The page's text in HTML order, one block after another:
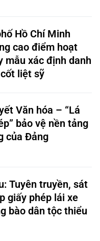
Hồ Chí Minh
cao điểm hoạt
mẫu xác định danh
liệt sỹ
Văn hóa – “Lá
bảo vệ nền tảng
của Đảng
Tuyên truyền, sát
giấy phép lái xe
bào dân tộc thiểu